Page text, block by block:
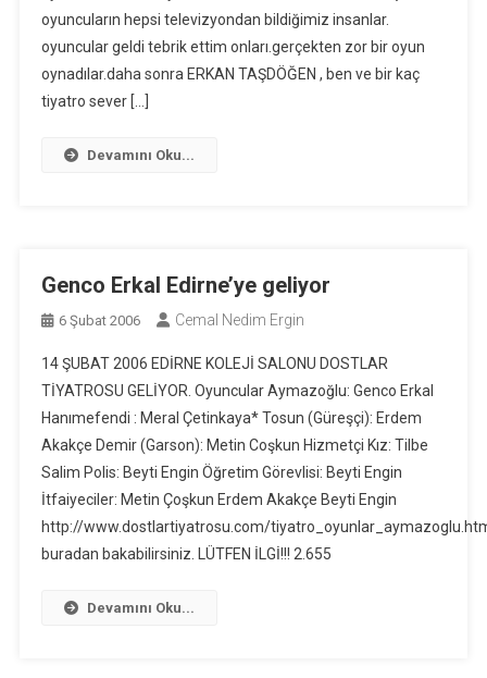
oyuncuların hepsi televizyondan bildiğimiz insanlar.
oyuncular geldi tebrik ettim onları.gerçekten zor bir oyun
oynadılar.daha sonra ERKAN TAŞDÖĞEN , ben ve bir kaç
tiyatro sever […]
Devamını Oku...
Genco Erkal Edirne’ye geliyor
6 Şubat 2006 Cemal Nedim Ergin
14 ŞUBAT 2006 EDİRNE KOLEJİ SALONU DOSTLAR
TİYATROSU GELİYOR. Oyuncular Aymazoğlu: Genco Erkal
Hanımefendi : Meral Çetinkaya* Tosun (Güreşçi): Erdem
Akakçe Demir (Garson): Metin Coşkun Hizmetçi Kız: Tilbe
Salim Polis: Beyti Engin Öğretim Görevlisi: Beyti Engin
İtfaiyeciler: Metin Çoşkun Erdem Akakçe Beyti Engin
http://www.dostlartiyatrosu.com/
buradan bakabilirsiniz. LÜTFEN İLGİ!!! 2.655
Devamını Oku...